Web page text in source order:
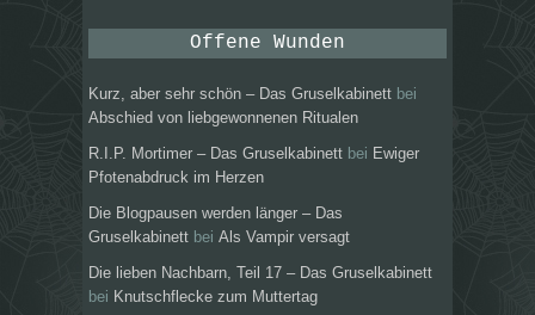
Offene Wunden
Kurz, aber sehr schön – Das Gruselkabinett bei
Abschied von liebgewonnenen Ritualen
R.I.P. Mortimer – Das Gruselkabinett bei Ewiger
Pfotenabdruck im Herzen
Die Blogpausen werden länger – Das
Gruselkabinett bei Als Vampir versagt
Die lieben Nachbarn, Teil 17 – Das Gruselkabinett
bei Knutschflecke zum Muttertag